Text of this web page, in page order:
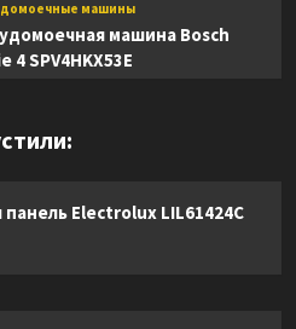
машины
машина Bosch
4 SPV4HKX53E
Electrolux LIL61424C